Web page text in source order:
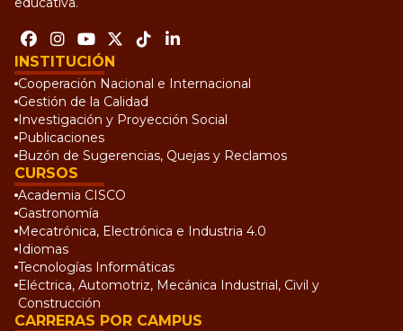
INSTITUCIÓN
Cooperación Nacional e Internacional
Gestión de la Calidad
Investigación y Proyección Social
Publicaciones
Buzón de Sugerencias, Quejas y Reclamos
CURSOS
Academia CISCO
Gastronomía
Mecatrónica, Electrónica e Industria 4.0
Idiomas
Tecnologías Informáticas
Eléctrica, Automotriz, Mecánica Industrial, Civil y
Construcción
CARRERAS POR CAMPUS